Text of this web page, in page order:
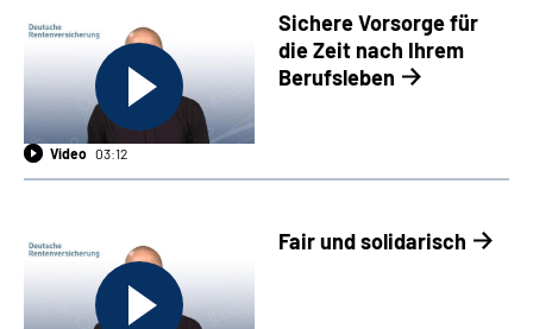
Sichere Vorsorge für
die Zeit nach Ihrem
Berufsleben
Video 03:12
Fair und solidarisch